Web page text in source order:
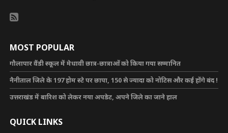
MOST POPULAR
गौलापार वैंडी स्कूल में मेधावी छात्र-छात्राओं को किया गया सम्मानित
नैनीताल जिले के 197 होम स्टे पर छापा, 150 से ज्यादा को नोटिस और कई होंगे बंद !
उत्तराखंड में बारिश को लेकर नया अपडेट, अपने जिले का जाने हाल
QUICK LINKS